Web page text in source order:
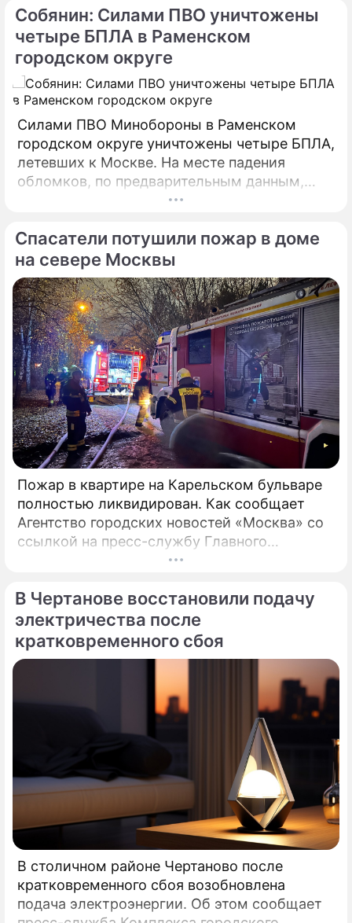
Собянин: Силами ПВО уничтожены
четыре БПЛА в Раменском
городском округе
Силами ПВО Минобороны в Раменском
городском округе уничтожены четыре БПЛА,
летевших к Москве. На месте падения
обломков, по предварительным данным,
разрушений и пострадавших нет. На месте
Спасатели потушили пожар в доме
на севере Москвы
Пожар в квартире на Карельском бульваре
полностью ликвидирован. Как сообщает
Агентство городских новостей «Москва» со
ссылкой на пресс-службу Главного
управления МЧС России по столице,
В Чертанове восстановили подачу
электричества после
кратковременного сбоя
В столичном районе Чертаново после
кратковременного сбоя возобновлена
подача электроэнергии. Об этом сообщает